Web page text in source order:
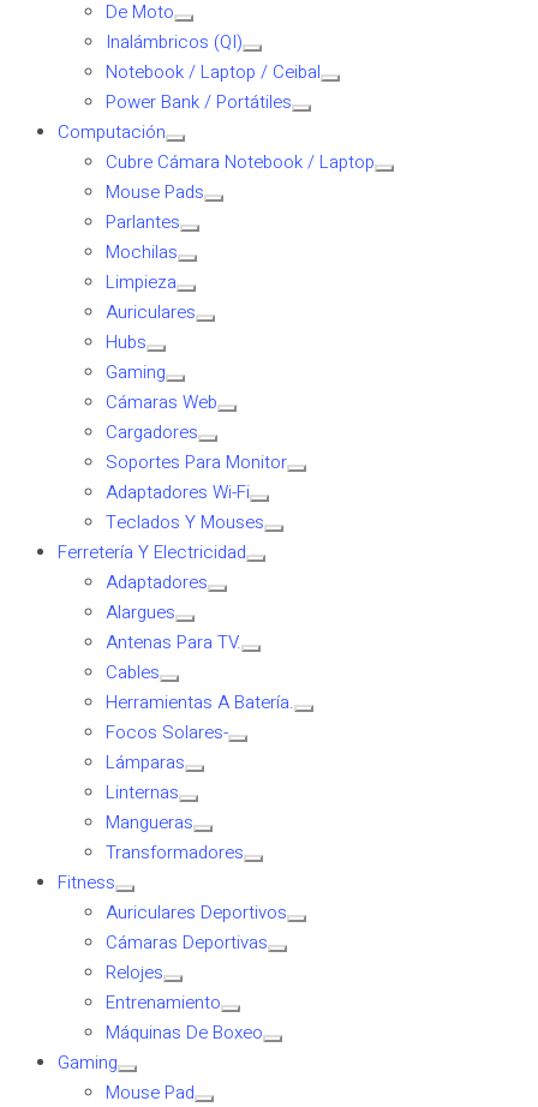
De Moto
Inalámbricos (QI)
Notebook / Laptop / Ceibal
Power Bank / Portátiles
Computación
Cubre Cámara Notebook / Laptop
Mouse Pads
Parlantes
Mochilas
Limpieza
Auriculares
Hubs
Gaming
Cámaras Web
Cargadores
Soportes Para Monitor
Adaptadores Wi-Fi
Teclados Y Mouses
Ferretería Y Electricidad
Adaptadores
Alargues
Antenas Para TV.
Cables
Herramientas A Batería.
Focos Solares-
Lámparas
Linternas
Mangueras
Transformadores
Fitness
Auriculares Deportivos
Cámaras Deportivas
Relojes
Entrenamiento
Máquinas De Boxeo
Gaming
Mouse Pad